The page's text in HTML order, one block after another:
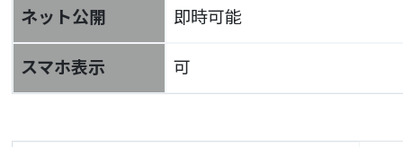
ネット公開
スマホ表示
即時可能
可